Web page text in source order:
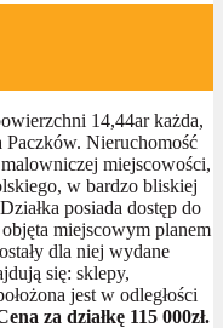
14,44ar każda,
Paczków. Nieruchomość
miejscowości,
w bardzo bliskiej
posiada dostęp do
miejscowym planem
dla niej wydane
się: sklepy,
jest w odległości
za działkę 115 000zł.